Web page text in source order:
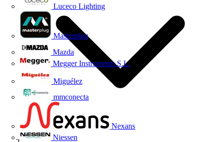
Luceco Lighting
Masterplug
Mazda
Megger Instruments S.L.
Miguélez
mmconecta
Nexans
Niessen